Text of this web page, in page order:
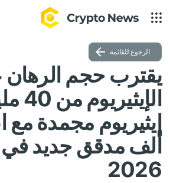
الرجوع للقائمة
يقترب حجم
ألف مدقق جديد
2026